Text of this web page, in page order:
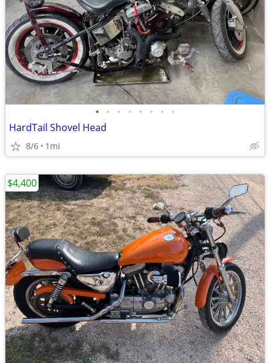
• • • • • • • •
HardTail Shovel Head
8/6 1mi
$4,400